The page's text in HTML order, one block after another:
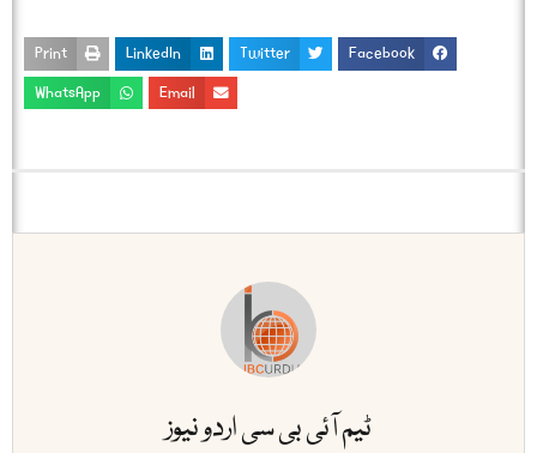
Facebook
Twitter
LinkedIn
Print
Email
WhatsApp
ٹیم آئی بی سی اردو نیوز